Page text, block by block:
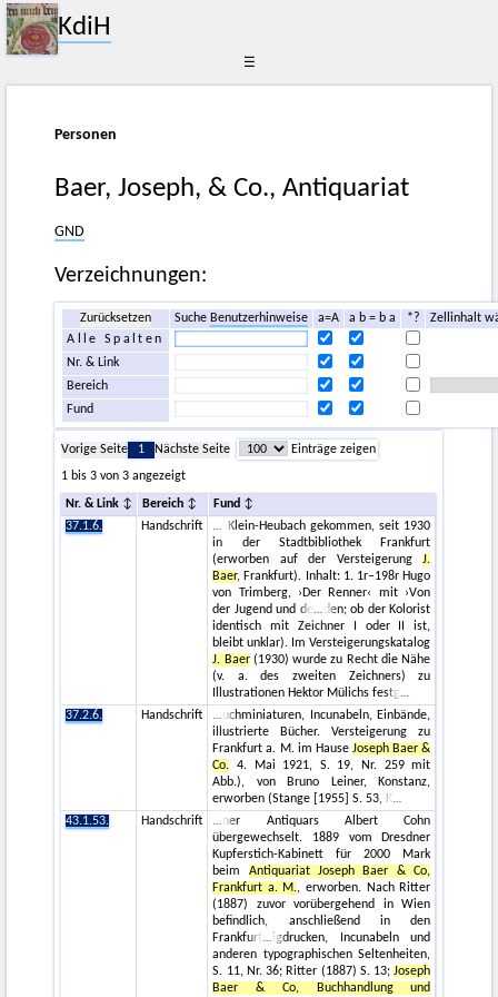
KdiH
☰
Personen
Baer, Joseph, & Co., Antiquariat
GND
Verzeichnungen:
Zurücksetzen Suche Benutzerhinweise a=A a b = b a *?
Zellinhalt
Alle Spalten
Nr. & Link
Bereich
Fund
Vorige Seite 1 Nächste Seite
Einträge zeigen
1 bis 3 von 3 angezeigt
Nr. & Link Bereich
Fund
37.1.6.
Handschrift
Klein-Heubach gekommen, seit 1930
in der Stadtbibliothek Frankfurt
(erworben auf der VersteigerungJ.
Baer, Frankfurt). Inhalt: 1. 1r–198r Hugo
von Trimberg, ›Der Renner‹ mit ›Von
der Jugend und de
den; ob der Kolorist
identisch mit Zeichner I oder II ist,
bleibt unklar). Im Versteigerungskatalog
J. Baer(1930) wurde zu Recht die Nähe
(v. a. des zweiten Zeichners) zu
Illustrationen Hektor Mülichs festg
37.2.6.
Handschrift
uchminiaturen, Incunabeln, Einbände,
illustrierte Bücher. Versteigerung zu
Frankfurt a. M. im Hause Joseph Baer &
Co. 4. Mai 1921, S. 19, Nr. 259 mit
Abb.), von Bruno Leiner, Konstanz,
erworben (Stange [1955] S. 53, K
43.1.53.
Handschrift
ner Antiquars Albert Cohn
übergewechselt. 1889 vom Dresdner
Kupferstich-Kabinett für 2000 Mark
beim Antiquariat Joseph Baer & Co,
Frankfurt a. M., erworben. Nach Ritter
(1887) zuvor vorübergehend in Wien
befindlich, anschließend in den
Frankfurt
igdrucken, Incunabeln und
anderen typographischen Seltenheiten,
S. 11, Nr. 36; Ritter (1887) S. 13;Joseph
Baer & Co, Buchhandlung und